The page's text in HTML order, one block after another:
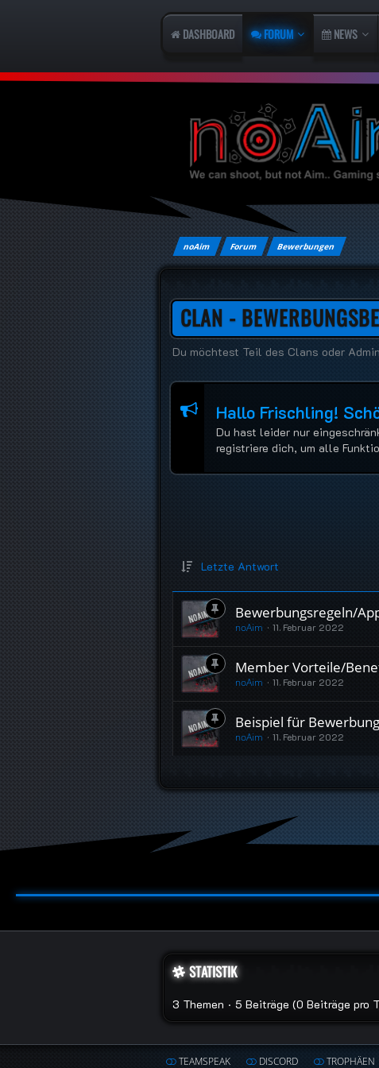
DASHBOARD FORUM NEWS
noAim Forum Bewerbungen
CLAN -
Du möchtest Teil des Clans oder
Hallo Frischling!
Du hast leider nur
registriere dich, um alle
Letzte Antwort
Bewerbungsregeln/
noAim 11. Februar 2022
Member Vorteile/
noAim 11. Februar 2022
Beispiel für
noAim 11. Februar 2022
STATISTIK
3 Themen 5 Beiträge (0 Beiträge pro
TEAMSPEAK DISCORD TROPHÄEN